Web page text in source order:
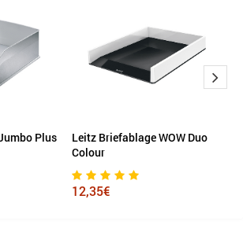
Plus
Leitz Briefablage WOW Duo
Colour
12,35€